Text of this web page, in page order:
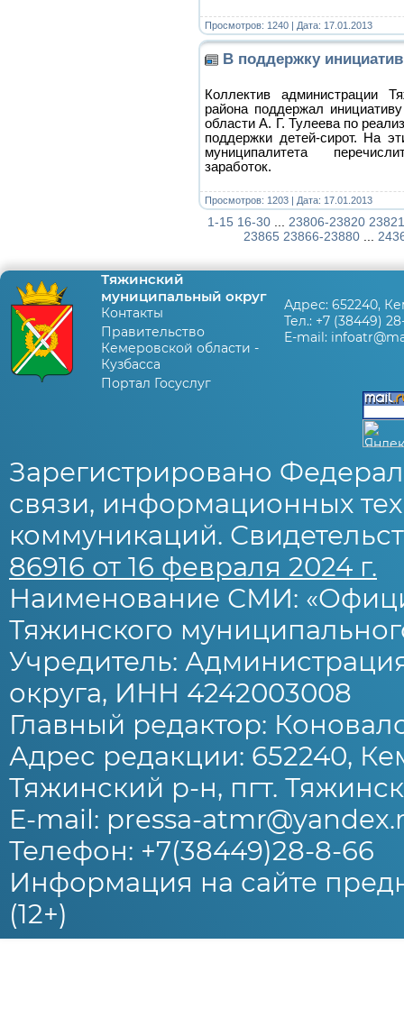
Просмотров: 1240 | Дата: 17.01.2013
В поддержку
Коллектив администрации
района поддержал
области А. Г. Тулеева по
поддержки детей-сирот. На
муниципалитета
заработок.
Просмотров: 1203 | Дата: 17.01.2013
1-15 16-30 23806-23820
23865 23866-23880
Тяжинский
муниципальный округ
Контакты
Правительство
Кемеровской области -
Кузбасса
Портал Госуслуг
Адрес: 652240,
Тел.: +7 (38449)
E-mail:
Зарегистрировано
связи, информационных
коммуникаций.
86916 от 16 февраля 2024 г.
Наименование СМИ:
Тяжинского
Учредитель:
округа, ИНН 4242003008
Главный редактор:
Адрес редакции: 652240,
Тяжинский р-н, пгт.
E-mail: pressa-
Телефон: +7(38449)28-8-66
Информация на сайте
(12+)